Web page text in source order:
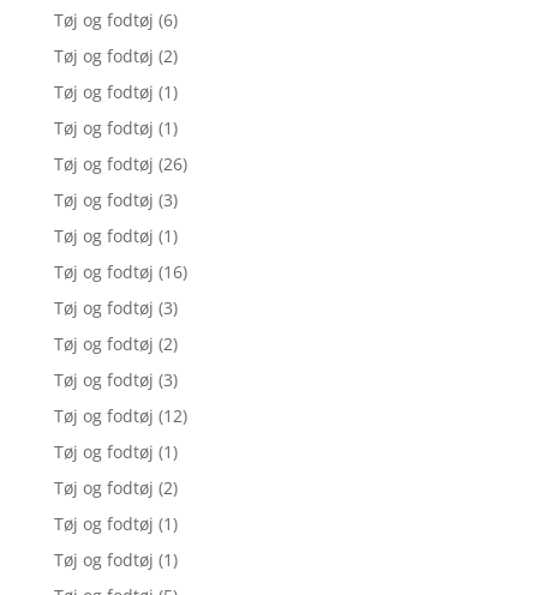
Tøj og fodtøj (6)
Tøj og fodtøj (2)
Tøj og fodtøj (1)
Tøj og fodtøj (1)
Tøj og fodtøj (26)
Tøj og fodtøj (3)
Tøj og fodtøj (1)
Tøj og fodtøj (16)
Tøj og fodtøj (3)
Tøj og fodtøj (2)
Tøj og fodtøj (3)
Tøj og fodtøj (12)
Tøj og fodtøj (1)
Tøj og fodtøj (2)
Tøj og fodtøj (1)
Tøj og fodtøj (1)